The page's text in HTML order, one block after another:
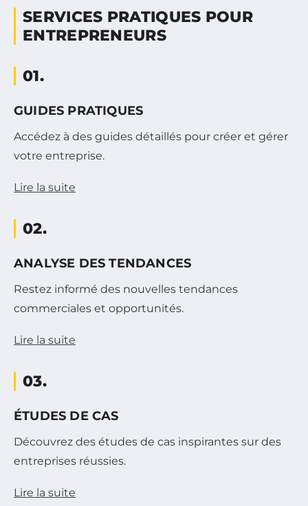
SERVICES PRATIQUES POUR
ENTREPRENEURS
01.
GUIDES PRATIQUES
Accédez à des guides détaillés pour créer et gérer
votre entreprise.
Lire la suite
02.
ANALYSE DES TENDANCES
Restez informé des nouvelles tendances
commerciales et opportunités.
Lire la suite
03.
ÉTUDES DE CAS
Découvrez des études de cas inspirantes sur des
entreprises réussies.
Lire la suite